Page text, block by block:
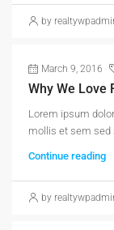
by
March 9, 2016
Why We Love
Lorem ipsum
mollis et sem sed
Continue reading
by